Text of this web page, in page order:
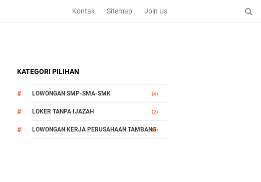
Kontak Sitemap Join Us
KATEGORI PILIHAN
LOWONGAN SMP-SMA-SMK (4)
LOKER TANPA IJAZAH (2)
LOWONGAN KERJA PERUSAHAAN TAMBANG
(1)